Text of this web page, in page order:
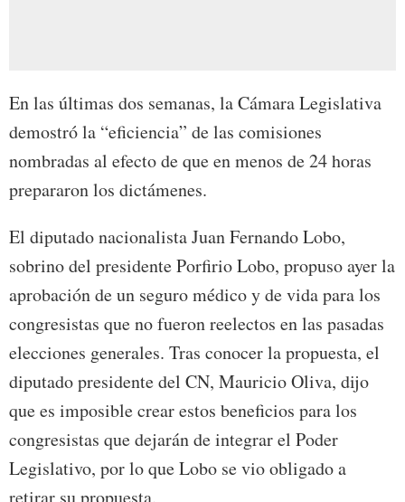
En las últimas dos semanas, la Cámara Legislativa
demostró la “eficiencia” de las comisiones
nombradas al efecto de que en menos de 24 horas
prepararon los dictámenes.
El diputado nacionalista Juan Fernando Lobo,
sobrino del presidente Porfirio Lobo, propuso ayer la
aprobación de un seguro médico y de vida para los
congresistas que no fueron reelectos en las pasadas
elecciones generales. Tras conocer la propuesta, el
diputado presidente del CN, Mauricio Oliva, dijo
que es imposible crear estos beneficios para los
congresistas que dejarán de integrar el Poder
Legislativo, por lo que Lobo se vio obligado a
retirar su propuesta.